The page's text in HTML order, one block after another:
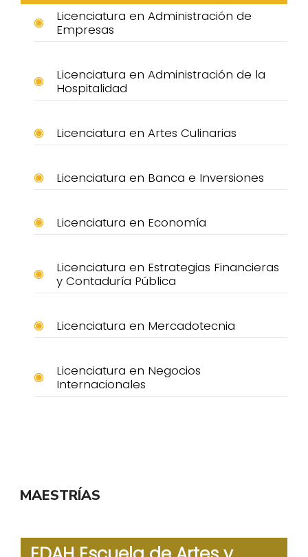
Licenciatura en Administración de
Empresas
Licenciatura en Administración de la
Hospitalidad
Licenciatura en Artes Culinarias
Licenciatura en Banca e Inversiones
Licenciatura en Economía
Licenciatura en Estrategias Financieras
y Contaduría Pública
Licenciatura en Mercadotecnia
Licenciatura en Negocios
Internacionales
MAESTRÍAS